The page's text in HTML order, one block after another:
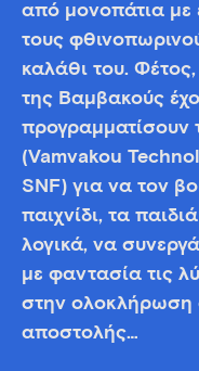
από μονοπάτια με
τους
καλάθι του.
της Βαμβακούς
προγραμματίσουν
(Vamvakou
SNF) για να τον
παιχνίδι, τα
λογικά, να
με φαντασία τις
στην ολοκλήρωση
αποστολής…